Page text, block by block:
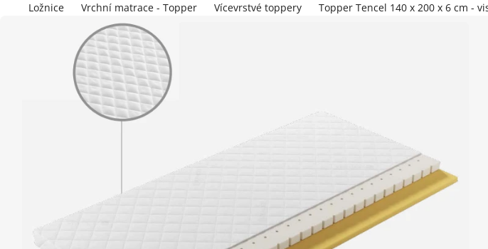
Ložnice Vrchní matrace - Topper Vícevrstvé toppery Topper Tencel 140 x 200 x 6 cm -